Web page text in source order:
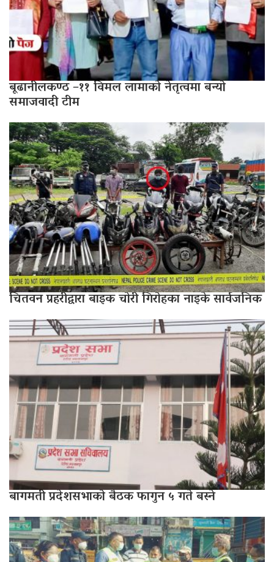
बूढानीलकण्ठ –११ विमल लामाको नेतृत्वमा बन्यो
समाजवादी टीम
चितवन प्रहरीद्वारा बाइक चोरी गिरोहका नाइके सार्वजनिक
बागमती प्रदेशसभाको बैठक फागुन ५ गते बस्ने